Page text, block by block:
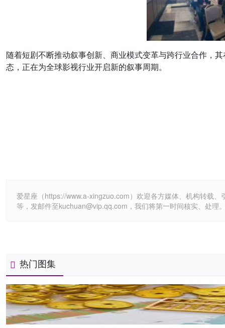
随着短剧不断推动叙事创新、商业模式变革与跨行业合作，
态，正在为全球影视行业开启新的叙事周期。
爱星座（https://www.a-xingzuo.com）欢迎各方媒体、机构转载
等，发邮件至kuchuan@vip.qq.com，我们将第一时间核实、处理
热门图集